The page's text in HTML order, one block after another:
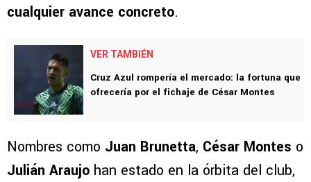
cualquier avance concreto.
VER TAMBIÉN
Cruz Azul rompería el mercado: la fortuna que
ofrecería por el fichaje de César Montes
Nombres como Juan Brunetta, César Montes o
Julián Araujo han estado en la órbita del club,